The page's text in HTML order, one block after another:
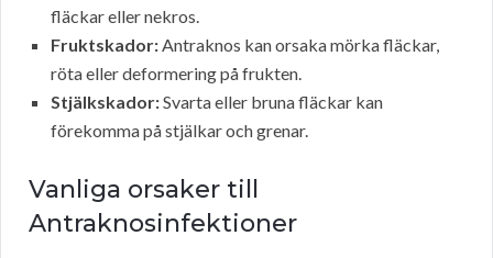
fläckar eller nekros.
Fruktskador:Antraknos kan orsaka mörka fläckar,
röta eller deformering på frukten.
Stjälkskador:Svarta eller bruna fläckar kan
förekomma på stjälkar och grenar.
Vanliga orsaker till
Antraknosinfektioner